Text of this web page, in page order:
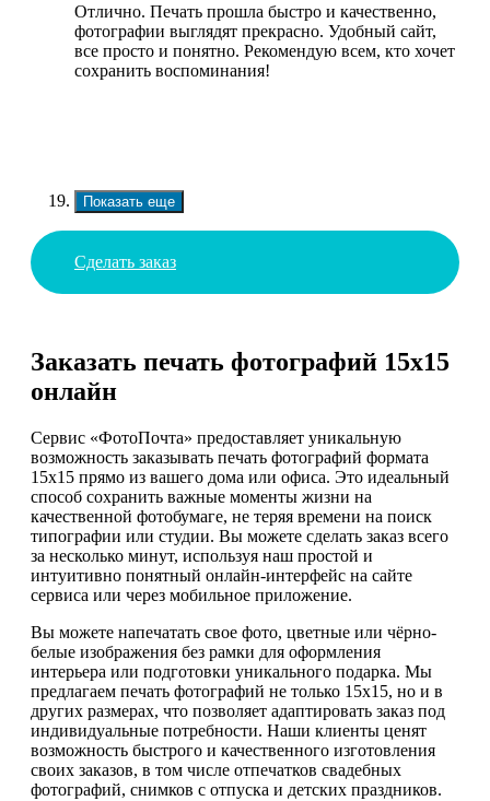
Отлично. Печать прошла быстро и качественно,
фотографии выглядят прекрасно. Удобный сайт,
все просто и понятно. Рекомендую всем, кто хочет
сохранить воспоминания!
Показать еще
Сделать заказ
Заказать печать фотографий 15х15
онлайн
Сервис «ФотоПочта» предоставляет уникальную
возможность заказывать печать фотографий формата
15х15 прямо из вашего дома или офиса. Это идеальный
способ сохранить важные моменты жизни на
качественной фотобумаге, не теряя времени на поиск
типографии или студии. Вы можете сделать заказ всего
за несколько минут, используя наш простой и
интуитивно понятный онлайн-интерфейс на сайте
сервиса или через мобильное приложение.
Вы можете напечатать свое фото, цветные или чёрно-
белые изображения без рамки для оформления
интерьера или подготовки уникального подарка. Мы
предлагаем печать фотографий не только 15х15, но и в
других размерах, что позволяет адаптировать заказ под
индивидуальные потребности. Наши клиенты ценят
возможность быстрого и качественного изготовления
своих заказов, в том числе отпечатков свадебных
фотографий, снимков с отпуска и детских праздников.